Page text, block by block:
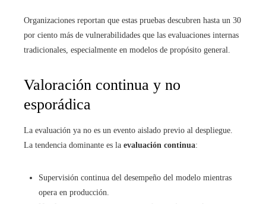
Organizaciones reportan que estas pruebas descubren hasta un 30
por ciento más de vulnerabilidades que las evaluaciones internas
tradicionales, especialmente en modelos de propósito general.
Valoración continua y no
esporádica
La evaluación ya no es un evento aislado previo al despliegue.
La tendencia dominante es la evaluación continua:
Supervisión continua del desempeño del modelo mientras
opera en producción.